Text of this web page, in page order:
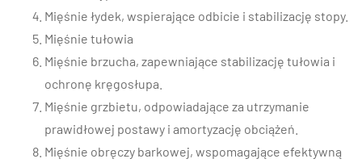
Mięśnie łydek, wspierające odbicie i stabilizację stopy.
Mięśnie tułowia
Mięśnie brzucha, zapewniające stabilizację tułowia i
ochronę kręgosłupa.
Mięśnie grzbietu, odpowiadające za utrzymanie
prawidłowej postawy i amortyzację obciążeń.
Mięśnie obręczy barkowej, wspomagające efektywną